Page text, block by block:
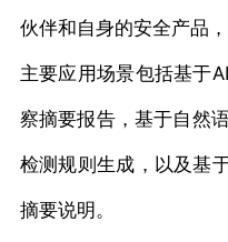
伙伴和自身的安全产品
主要应用场景包括基于
察摘要报告，基于自然
检测规则生成，以及基
摘要说明。